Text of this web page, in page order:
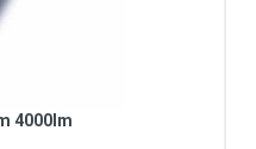
4000lm